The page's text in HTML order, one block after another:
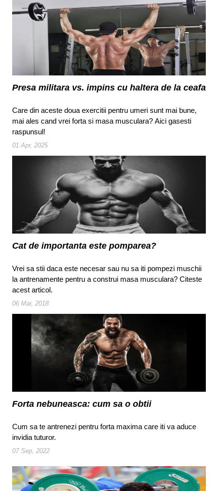
Presa militara vs. impins cu haltera de la ceafa
Care din aceste doua exercitii pentru umeri sunt mai bune,
mai ales cand vrei forta si masa musculara? Aici gasesti
raspunsul!
01 Apr, 2025
Cat de importanta este pomparea?
Vrei sa stii daca este necesar sau nu sa iti pompezi muschii
la antrenamente pentru a construi masa musculara? Citeste
acest articol.
06 Mar, 2018
Forta nebuneasca: cum sa o obtii
Cum sa te antrenezi pentru forta maxima care iti va aduce
invidia tuturor.
07 Sep, 2022